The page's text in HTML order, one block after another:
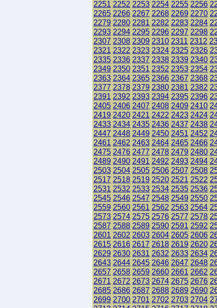
2251 2252 2253 2254 2255 2256
2265 2266 2267 2268 2269 2270
2279 2280 2281 2282 2283 2284
2293 2294 2295 2296 2297 2298
2307 2308 2309 2310 2311 2312
2321 2322 2323 2324 2325 2326
2335 2336 2337 2338 2339 2340
2349 2350 2351 2352 2353 2354
2363 2364 2365 2366 2367 2368
2377 2378 2379 2380 2381 2382
2391 2392 2393 2394 2395 2396
2405 2406 2407 2408 2409 2410
2419 2420 2421 2422 2423 2424
2433 2434 2435 2436 2437 2438
2447 2448 2449 2450 2451 2452
2461 2462 2463 2464 2465 2466
2475 2476 2477 2478 2479 2480
2489 2490 2491 2492 2493 2494
2503 2504 2505 2506 2507 2508
2517 2518 2519 2520 2521 2522
2531 2532 2533 2534 2535 2536
2545 2546 2547 2548 2549 2550
2559 2560 2561 2562 2563 2564
2573 2574 2575 2576 2577 2578
2587 2588 2589 2590 2591 2592
2601 2602 2603 2604 2605 2606
2615 2616 2617 2618 2619 2620
2629 2630 2631 2632 2633 2634
2643 2644 2645 2646 2647 2648
2657 2658 2659 2660 2661 2662
2671 2672 2673 2674 2675 2676
2685 2686 2687 2688 2689 2690
2699 2700 2701 2702 2703 2704